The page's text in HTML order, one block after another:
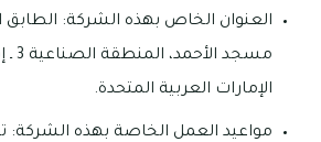
العنوان الخاص بهذه الشركة: الطابق
الإمارات العربية المتحدة.
مواعيد العمل الخاصة بهذه الشركة: